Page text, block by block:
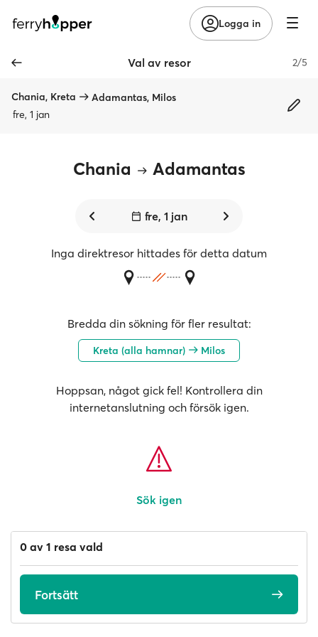
Logga in
Val av resor 2/5
Chania, Kreta
Adamantas, Milos
fre, 1 jan
Chania Adamantas
fre, 1 jan
Inga direktresor hittades för detta datum
Bredda din sökning för fler resultat:
Kreta (alla hamnar) Milos
Hoppsan, något gick fel! Kontrollera din
internetanslutning och försök igen.
Sök igen
0 av 1 resa vald
Fortsätt